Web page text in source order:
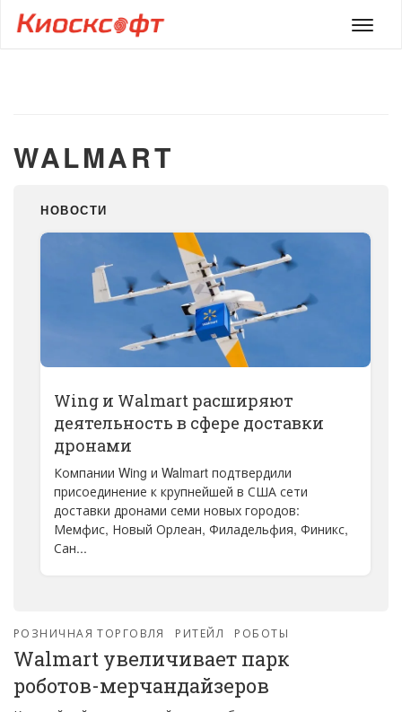
Меню
WALMART
НОВОСТИ
Wing и Walmart расширяют
деятельность в сфере доставки
дронами
Компании Wing и Walmart подтвердили
присоединение к крупнейшей в США сети
доставки дронами семи новых городов:
Мемфис, Новый Орлеан, Филадельфия, Финикс,
Сан...
РОЗНИЧНАЯ ТОРГОВЛЯ РИТЕЙЛ РОБОТЫ
Walmart увеличивает парк
роботов-мерчандайзеров